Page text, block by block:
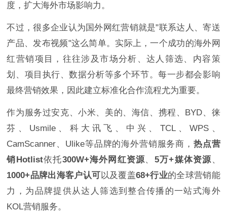
度，扩大海外市场影响力。
不过，很多企业认为国外网红营销就是"联系达人、寄送
产品、发布视频"这么简单。实际上，一个成功的海外网
红营销项目，往往涉及市场分析、达人筛选、内容策
划、项目执行、数据分析等多个环节。每一步都会影响
最终营销效果，因此建立标准化合作流程尤为重要。
作为服务过安克、小米、美的、海信、携程、BYD、徕
芬、Usmile、科大讯飞、中兴、TCL、WPS、
CamScanner、Ulike等品牌的海外营销服务商， 热点营
销Hotlist依托300W+海外网红资源、 5万+媒体资源、
1000+品牌出海客户认可以及覆盖68+行业的全球营销能
力，为品牌提供从达人筛选到整合传播的一站式海外
KOL营销服务。